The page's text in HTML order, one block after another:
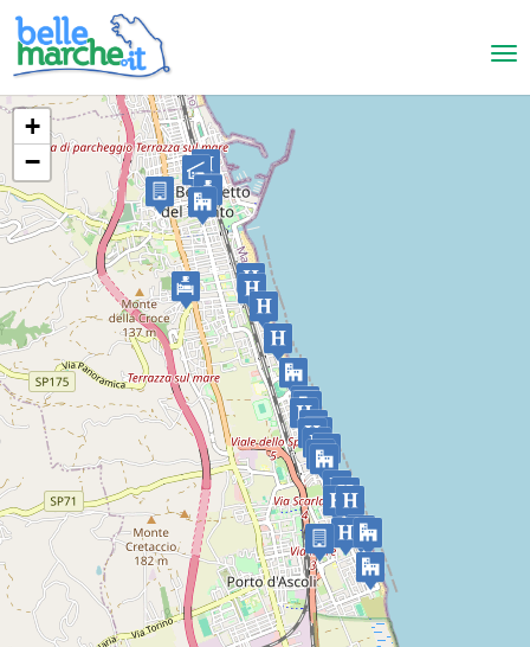
San Benedetto del Tronto
Appartamento Sui Tetti
FERIENWOHNUNGEN
+
−